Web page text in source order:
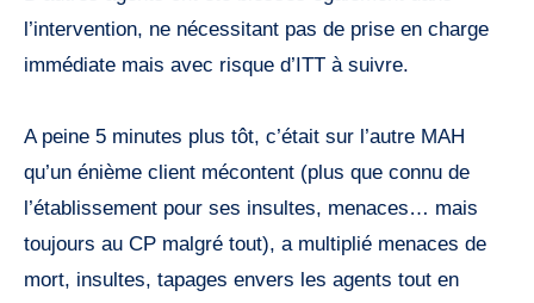
l’intervention, ne nécessitant pas de prise en charge
immédiate mais avec risque d’ITT à suivre.
A peine 5 minutes plus tôt, c’était sur l’autre MAH
qu’un énième client mécontent (plus que connu de
l’établissement pour ses insultes, menaces… mais
toujours au CP malgré tout), a multiplié menaces de
mort, insultes, tapages envers les agents tout en